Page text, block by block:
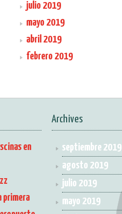
julio 2019
mayo 2019
abril 2019
febrero 2019
en
primera
Archives
septiembre 2019
agosto 2019
julio 2019
mayo 2019